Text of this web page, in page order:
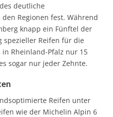
deutliche
Regionen fest. Während
knapp ein Fünftel der
spezieller Reifen für die
Rheinland-Pfalz nur 15
sogar nur jeder Zehnte.
Reifen unter
wie der Michelin Alpin 6